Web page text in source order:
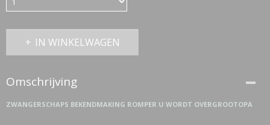
IN WINKELWAGEN
Omschrijving
ZWANGERSCHAPS BEKENDMAKING ROMPER U WORDT OVERGROOTOPA